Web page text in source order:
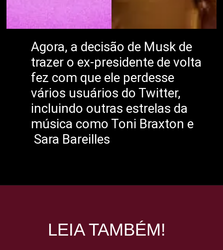
Agora, a decisão de Musk de
trazer o ex-presidente de volta
fez com que ele perdesse
vários usuários do Twitter,
incluindo outras estrelas da
música como Toni Braxton e
Sara Bareilles
LEIA TAMBÉM!